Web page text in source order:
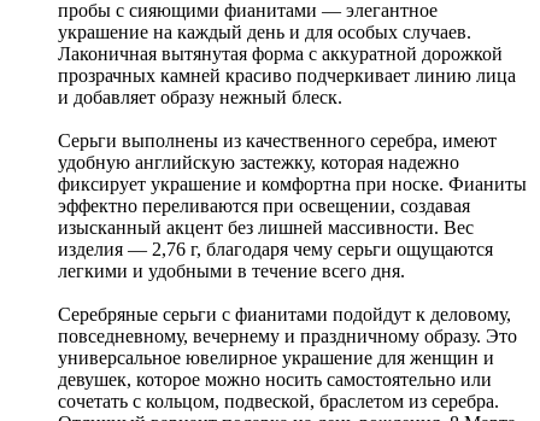
пробы с сияющими фианитами — элегантное
украшение на каждый день и для особых случаев.
Лаконичная вытянутая форма с аккуратной дорожкой
прозрачных камней красиво подчеркивает линию лица
и добавляет образу нежный блеск.
Серьги выполнены из качественного серебра, имеют
удобную английскую застежку, которая надежно
фиксирует украшение и комфортна при носке. Фианиты
эффектно переливаются при освещении, создавая
изысканный акцент без лишней массивности. Вес
изделия — 2,76 г, благодаря чему серьги ощущаются
легкими и удобными в течение всего дня.
Серебряные серьги с фианитами подойдут к деловому,
повседневному, вечернему и праздничному образу. Это
универсальное ювелирное украшение для женщин и
девушек, которое можно носить самостоятельно или
сочетать с кольцом, подвеской, браслетом из серебра.